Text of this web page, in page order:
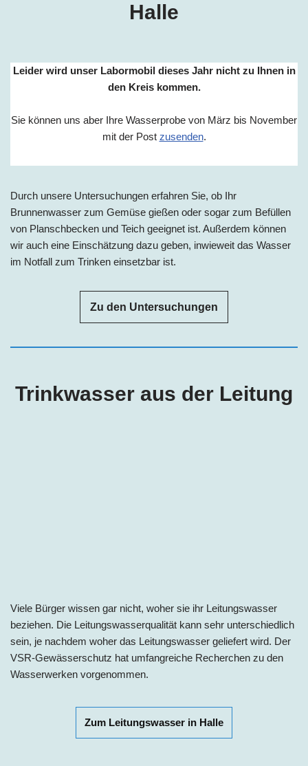
Halle
Leider wird unser Labormobil dieses Jahr nicht zu Ihnen in
den Kreis kommen.
Sie können uns aber Ihre Wasserprobe von März bis November
mit der Post zusenden.
Durch unsere Untersuchungen erfahren Sie, ob Ihr
Brunnenwasser zum Gemüse gießen oder sogar zum Befüllen
von Planschbecken und Teich geeignet ist. Außerdem können
wir auch eine Einschätzung dazu geben, inwieweit das Wasser
im Notfall zum Trinken einsetzbar ist.
Zu den Untersuchungen
Trinkwasser aus der Leitung
Viele Bürger wissen gar nicht, woher sie ihr Leitungswasser
beziehen. Die Leitungswasserqualität kann sehr unterschiedlich
sein, je nachdem woher das Leitungswasser geliefert wird. Der
VSR-Gewässerschutz hat umfangreiche Recherchen zu den
Wasserwerken vorgenommen.
Zum Leitungswasser in Halle